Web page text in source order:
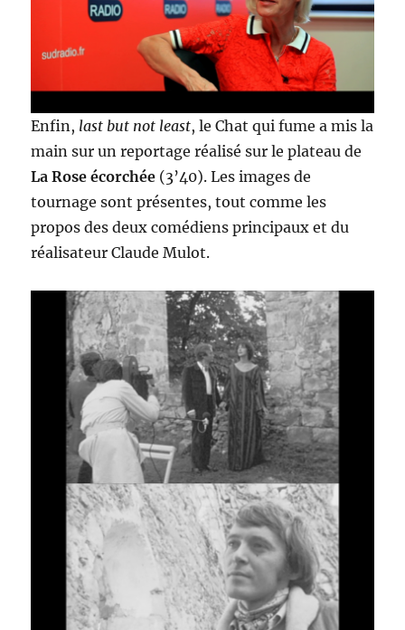
Enfin, last but not least, le Chat qui fume a mis la
main sur un reportage réalisé sur le plateau de
La Rose écorchée (3’40). Les images de
tournage sont présentes, tout comme les
propos des deux comédiens principaux et du
réalisateur Claude Mulot.